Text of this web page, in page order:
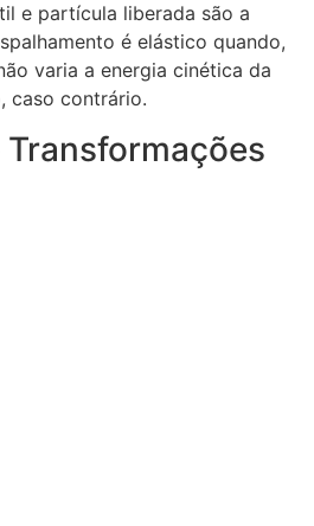
e partícula liberada são a
é elástico quando,
varia a energia cinética da
caso contrário.